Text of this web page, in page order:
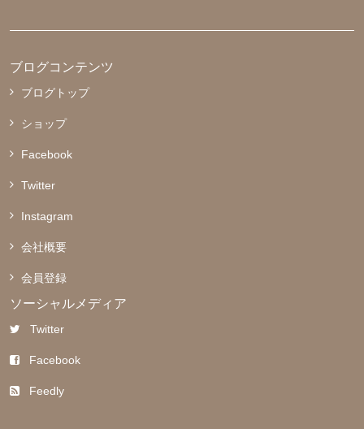
ブログコンテンツ
ブログトップ
ショップ
Facebook
Twitter
Instagram
会社概要
会員登録
ソーシャルメディア
Twitter
Facebook
Feedly